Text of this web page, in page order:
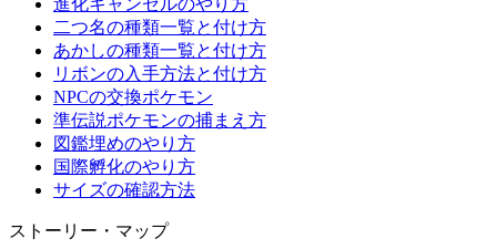
進化キャンセルのやり方
二つ名の種類一覧と付け方
あかしの種類一覧と付け方
リボンの入手方法と付け方
NPCの交換ポケモン
準伝説ポケモンの捕まえ方
図鑑埋めのやり方
国際孵化のやり方
サイズの確認方法
ストーリー・マップ